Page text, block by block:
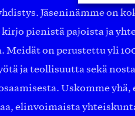
Jäseninämme on
pienistä pajoista ja
Meidät on perustettu yli
ja teollisuutta sekä
Uskomme
elinvoimaista